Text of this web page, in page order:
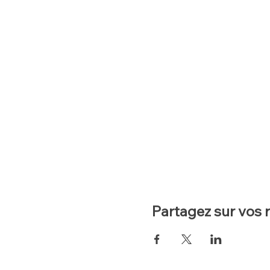
Partagez sur vos